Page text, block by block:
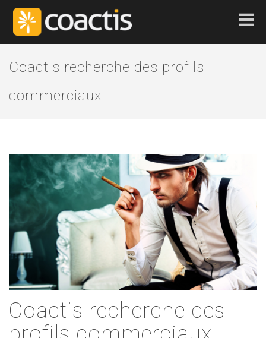
Coactis recherche des profils
commerciaux
Coactis recherche des